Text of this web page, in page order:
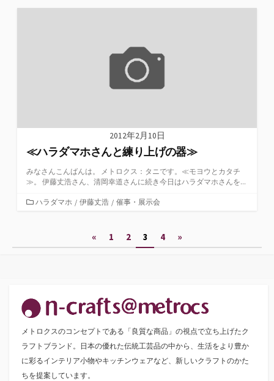
ゴ
2012年2月10日
≪ハラダマホさんと練り上げの器≫
みなさんこんばんは。 メトロクス：タニです。≪モヨウとカタチ
≫。 伊藤丈浩さん、清岡幸道さんに続き今日はハラダマホさんを...
カ
ー
ハラダマホ / 伊藤丈浩 / 催事・展示会
ペ
ー
ジ
送
« 1 2 3 4 »
メトロクスのコンセプトである「良質な商品」の視点で立ち上げたク
ラフトブランド。日本の優れた伝統工芸品の中から、生活をより豊か
に彩るインテリア小物やキッチンウェアなど、新しいクラフトのかた
ちを提案しています。